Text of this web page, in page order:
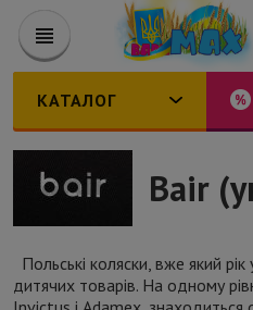
КАТАЛОГ
Bair
Польські коляски, вже який
дитячих товарів. На одному